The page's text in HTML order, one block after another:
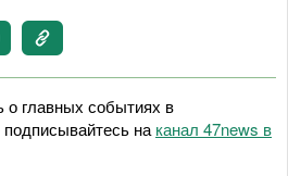
главных событиях в
на канал 47news в